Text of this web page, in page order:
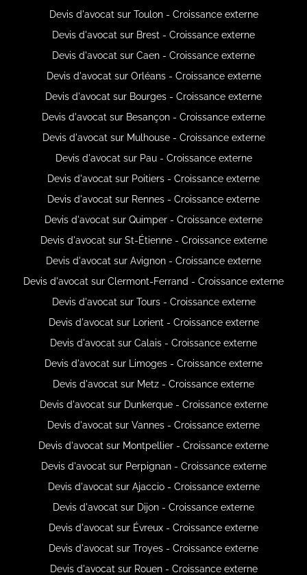
Devis d'avocat sur Toulon - Croissance externe
Devis d'avocat sur Brest - Croissance externe
Devis d'avocat sur Caen - Croissance externe
Devis d'avocat sur Orléans - Croissance externe
Devis d'avocat sur Bourges - Croissance externe
Devis d'avocat sur Besançon - Croissance externe
Devis d'avocat sur Mulhouse - Croissance externe
Devis d'avocat sur Pau - Croissance externe
Devis d'avocat sur Poitiers - Croissance externe
Devis d'avocat sur Rennes - Croissance externe
Devis d'avocat sur Quimper - Croissance externe
Devis d'avocat sur St-Étienne - Croissance externe
Devis d'avocat sur Avignon - Croissance externe
Devis d'avocat sur Clermont-Ferrand - Croissance externe
Devis d'avocat sur Tours - Croissance externe
Devis d'avocat sur Lorient - Croissance externe
Devis d'avocat sur Calais - Croissance externe
Devis d'avocat sur Limoges - Croissance externe
Devis d'avocat sur Metz - Croissance externe
Devis d'avocat sur Dunkerque - Croissance externe
Devis d'avocat sur Vannes - Croissance externe
Devis d'avocat sur Montpellier - Croissance externe
Devis d'avocat sur Perpignan - Croissance externe
Devis d'avocat sur Ajaccio - Croissance externe
Devis d'avocat sur Dijon - Croissance externe
Devis d'avocat sur Évreux - Croissance externe
Devis d'avocat sur Troyes - Croissance externe
Devis d'avocat sur Rouen - Croissance externe